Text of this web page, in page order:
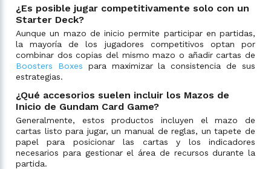
¿Es posible jugar competitivamente solo con un
Starter Deck?
Aunque un mazo de inicio permite participar en partidas,
la mayoría de los jugadores competitivos optan por
combinar dos copias del mismo mazo o añadir cartas de
Boosters Boxes para maximizar la consistencia de sus
estrategias.
¿Qué accesorios suelen incluir los Mazos de
Inicio de Gundam Card Game?
Generalmente, estos productos incluyen el mazo de
cartas listo para jugar, un manual de reglas, un tapete de
papel para posicionar las cartas y los indicadores
necesarios para gestionar el área de recursos durante la
partida.